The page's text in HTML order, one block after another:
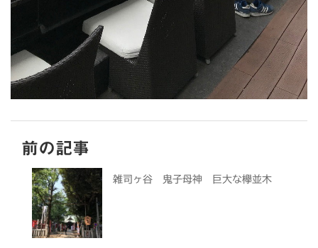
前の記事
雑司ヶ谷 鬼子母神 巨大な欅並木